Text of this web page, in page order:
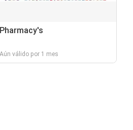
Pharmacy's
Aún válido por 1 mes